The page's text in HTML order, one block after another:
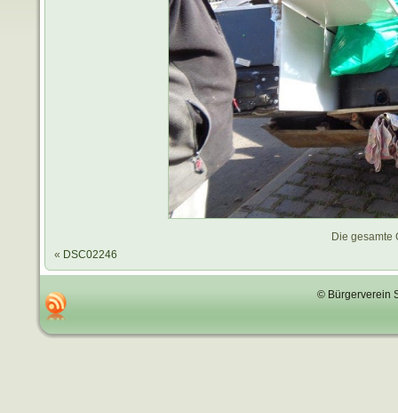
Die gesamte
« DSC02246
© Bürgerverein